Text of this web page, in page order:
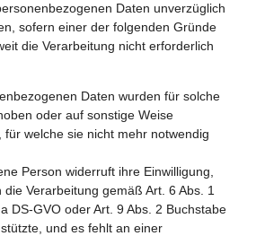
Daten unverzüglich
sofern einer der folgenden Gründe
die Verarbeitung nicht erforderlich
Daten wurden für solche
oder auf sonstige Weise
für welche sie nicht mehr notwendig
Person widerruft ihre Einwilligung,
die Verarbeitung gemäß Art. 6 Abs. 1
DS-GVO oder Art. 9 Abs. 2 Buchstabe
und es fehlt an einer